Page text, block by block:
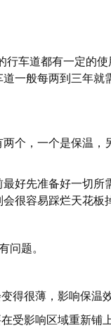
车道都有一定的
一般每两到三年就
个，一个是保温，
好先准备好一切所
很容易踩烂天花板
问题。
得很薄，影响保温
受影响区域重新铺